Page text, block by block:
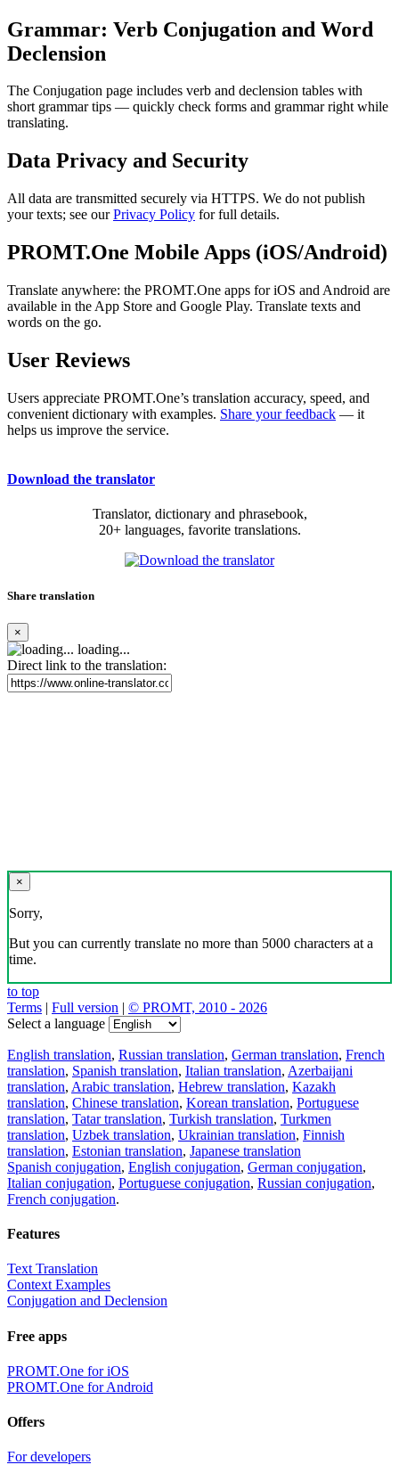
Grammar: Verb Conjugation and Word
Declension
The Conjugation page includes verb and declension tables with
short grammar tips — quickly check forms and grammar right while
translating.
Data Privacy and Security
All data are transmitted securely via HTTPS. We do not publish
your texts; see ourPrivacy Policy for full details.
PROMT.One Mobile Apps (iOS/Android)
Translate anywhere: the PROMT.One apps for iOS and Android are
available in the App Store and Google Play. Translate texts and
words on the go.
User Reviews
Users appreciate PROMT.One’s translation accuracy, speed, and
convenient dictionary with examples. Share your feedback — it
helps us improve the service.
Download the translator
Translator, dictionary and phrasebook,
20+ languages, favorite translations.
Share translation
×
loading...
Direct link to the translation:
×
Sorry,
But you can currently translate no more than 5000 characters at a
time.
to top
Terms | Full version | © PROMT, 2010 - 2026
Select a language
English translation, Russian translation, German translation, French
translation, Spanish translation, Italian translation, Azerbaijani
translation, Arabic translation, Hebrew translation, Kazakh
translation, Chinese translation, Korean translation, Portuguese
translation, Tatar translation, Turkish translation, Turkmen
translation, Uzbek translation, Ukrainian translation, Finnish
translation, Estonian translation, Japanese translation
Spanish conjugation, English conjugation, German conjugation,
Italian conjugation, Portuguese conjugation, Russian conjugation,
French conjugation.
Features
Text Translation
Context Examples
Conjugation and Declension
Free apps
PROMT.One for iOS
PROMT.One for Android
Offers
For developers